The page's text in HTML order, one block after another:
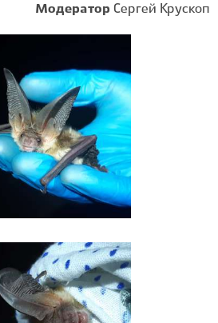
Модератор Сергей Крускоп